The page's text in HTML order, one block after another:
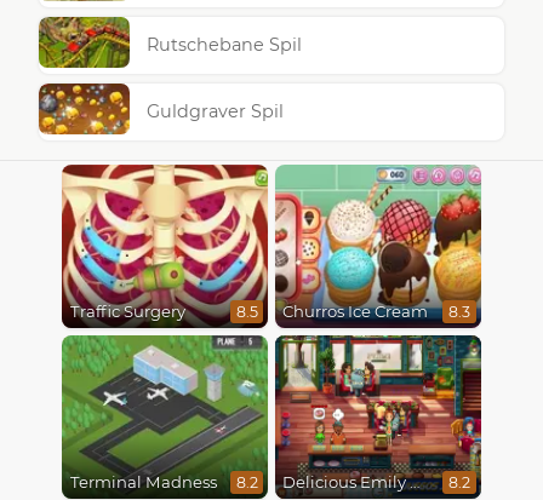
Rutschebane Spil
Guldgraver Spil
Traffic Surgery 8.5 Churros Ice Cream 8.3
Terminal Madness 8.2 Delicious Emily New Beginning 8.2